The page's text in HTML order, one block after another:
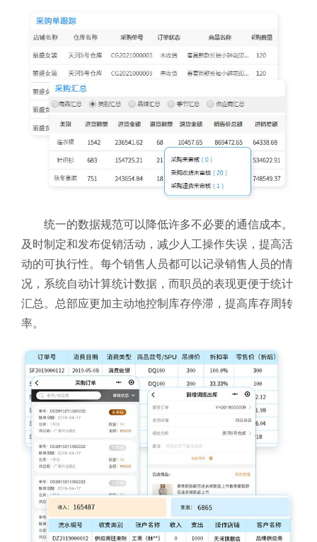
统一的数据规范可以降低许多不必要的通信成本。
及时制定和发布促销活动，减少人工操作失误，提高活
动的可执行性。每个销售人员都可以记录销售人员的情
况，系统自动计算统计数据，而职员的表现更便于统计
汇总。总部应更加主动地控制库存停滞，提高库存周转
率。